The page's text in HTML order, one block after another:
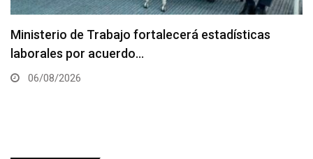
Ministerio de Trabajo fortalecerá estadísticas
laborales por acuerdo…
06/08/2026